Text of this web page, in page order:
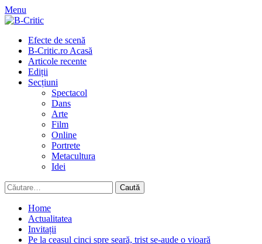
Skip
to
Menu
Primary
Menu
Efecte de scenă
B-Critic.ro Acasă
Articole recente
Ediții
Secțiuni
Spectacol
Dans
Arte
Film
Online
Portrete
Metacultura
Idei
Caută
după:
Home
Actualitatea
Invitații
Pe la ceasul cinci spre seară, trist se-aude o vioară